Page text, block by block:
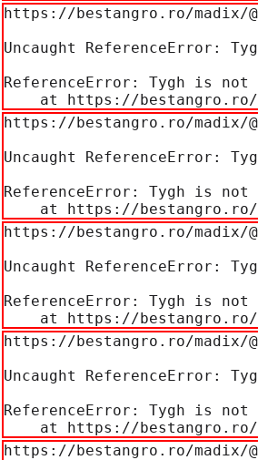
https://bestangro.ro/madix/
Uncaught ReferenceError:
ReferenceError: Tygh is not
at https://
https://bestangro.ro/madix/
Uncaught ReferenceError:
ReferenceError: Tygh is not
at https://
https://bestangro.ro/madix/
Uncaught ReferenceError:
ReferenceError: Tygh is not
at https://
https://bestangro.ro/madix/
Uncaught ReferenceError:
ReferenceError: Tygh is not
at https://
https://bestangro.ro/madix/